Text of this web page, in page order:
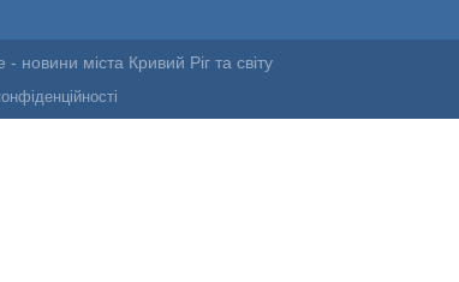
міста Кривий Ріг та світу